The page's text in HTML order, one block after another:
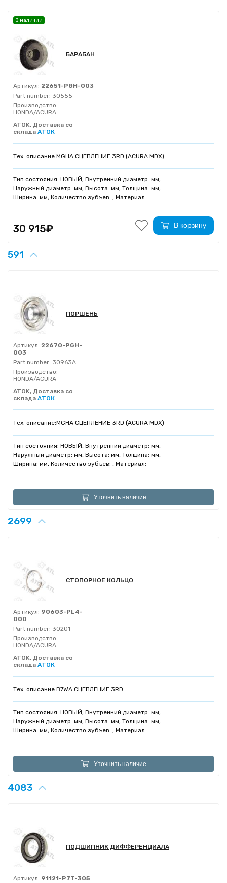
БАРАБАН
Артикул: 22651-PGH-003
Part number: 30555
Производство:
HONDA/ACURA
ATOK, Доставка со
склада АТОК
Тех. описание:MGHA СЦЕПЛЕНИЕ 3RD (ACURA MDX)
Тип состояния: НОВЫЙ, Внутренний диаметр: мм,
Наружный диаметр: мм, Высота: мм, Толщина: мм,
Ширина: мм, Количество зубъев: , Материал:
В наличии
30 915₽ В корзину
591
ПОРШЕНЬ
Артикул: 22670-PGH-
003
Part number: 30963A
Производство:
HONDA/ACURA
ATOK, Доставка со
склада АТОК
Тех. описание:MGHA СЦЕПЛЕНИЕ 3RD (ACURA MDX)
Тип состояния: НОВЫЙ, Внутренний диаметр: мм,
Наружный диаметр: мм, Высота: мм, Толщина: мм,
Ширина: мм, Количество зубъев: , Материал:
Уточнить наличие
2699
СТОПОРНОЕ КОЛЬЦО
Артикул: 90603-PL4-
000
Part number: 30201
Производство:
HONDA/ACURA
ATOK, Доставка со
склада АТОК
Тех. описание:B7WA СЦЕПЛЕНИЕ 3RD
Тип состояния: НОВЫЙ, Внутренний диаметр: мм,
Наружный диаметр: мм, Высота: мм, Толщина: мм,
Ширина: мм, Количество зубъев: , Материал:
Уточнить наличие
4083
ПОДШИПНИК ДИФФЕРЕНЦИАЛА
Артикул: 91121-P7T-305